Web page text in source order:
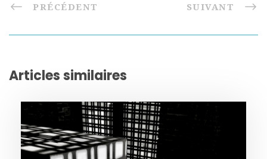
PRÉCÉDENT SUIVANT
Articles similaires